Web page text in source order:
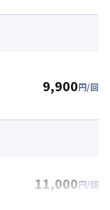
9,900円/回
11,000円/回